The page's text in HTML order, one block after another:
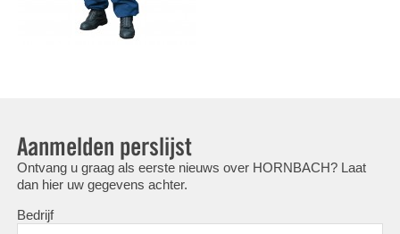
Aanmelden perslijst
Ontvang u graag als eerste nieuws over HORNBACH? Laat
dan hier uw gegevens achter.
Bedrijf